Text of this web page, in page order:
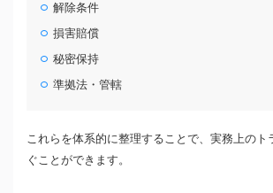
解除条件
損害賠償
秘密保持
準拠法・管轄
これらを体系的に整理することで、実務上のト
ぐことができます。